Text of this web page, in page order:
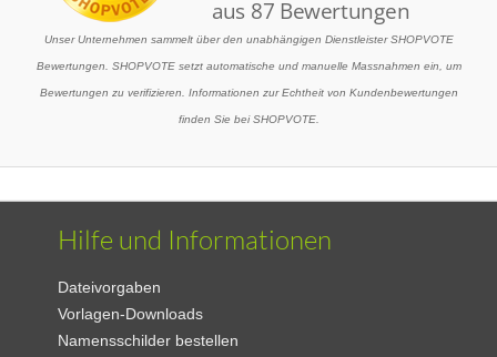
Unser Unternehmen sammelt über den unabhängigen Dienstleister SHOPVOTE
Bewertungen. SHOPVOTE setzt automatische und manuelle Massnahmen ein, um
Bewertungen zu verifizieren. Informationen zur Echtheit von Kundenbewertungen
finden Sie bei SHOPVOTE.
Hilfe und Informationen
Dateivorgaben
Vorlagen-Downloads
Namensschilder bestellen